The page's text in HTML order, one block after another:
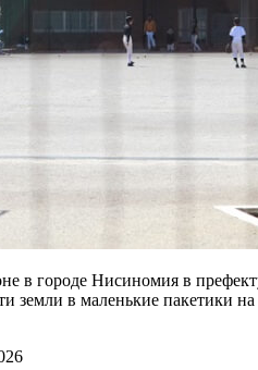
в городе Нисиномия в
земли в маленькие пакетики на